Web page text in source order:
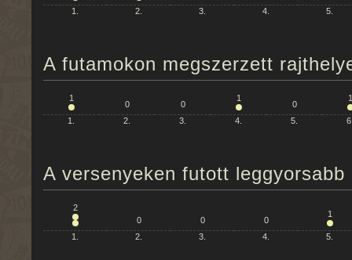
1.
2. 3. 4. 5.
A futamokon megszerzett
1
0 0
1
0
1
1. 2. 3. 4. 5.
A versenyeken futott
2
0
0 0
1
1. 2. 3. 4. 5.